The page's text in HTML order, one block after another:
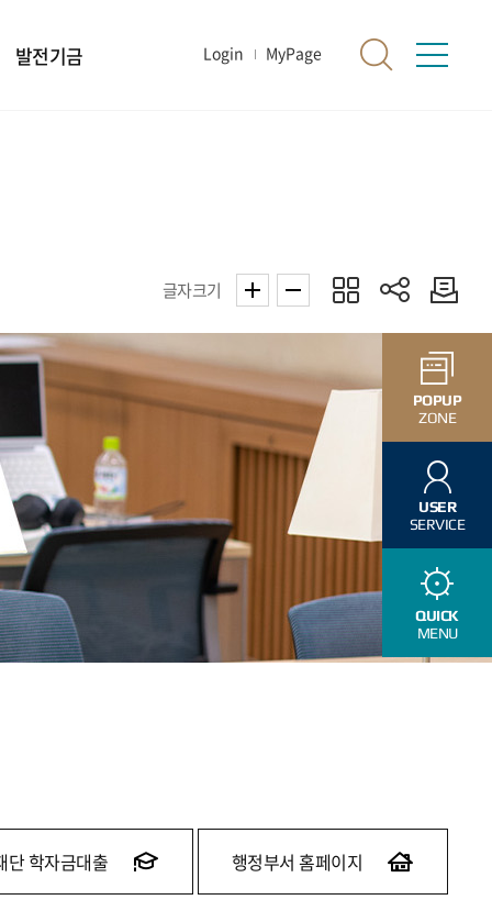
발전기금 Login MyPage
POPUP
ZONE
USER
SERVICE
QUICK
MENU
글자크기
단 학자금대출 행정부서 홈페이지